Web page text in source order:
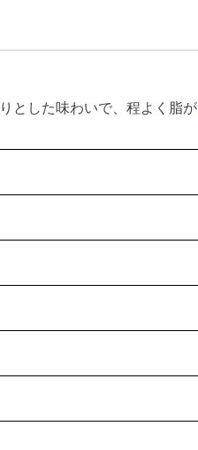
とした味わいで、程よく脂が